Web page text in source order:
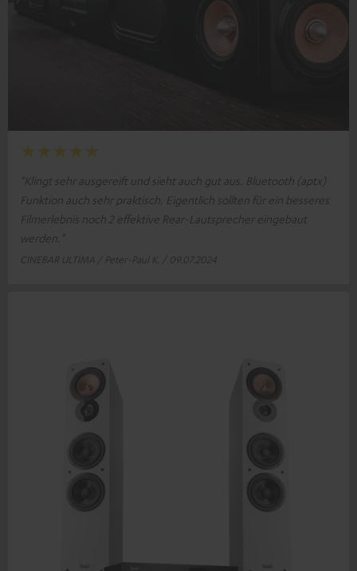
"Klingt sehr ausgereift und sieht auch gut aus. Bluetooth (aptx)
Funktion auch sehr praktisch. Eigentlich sollten für ein besseres
Filmerlebnis noch 2 effektive Rear-Lautsprecher eingebaut
werden."
CINEBAR ULTIMA / Peter-Paul K. / 09.07.2024